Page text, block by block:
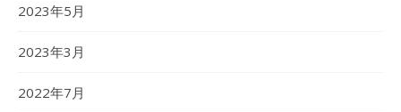
2023年5月
2023年3月
2022年7月